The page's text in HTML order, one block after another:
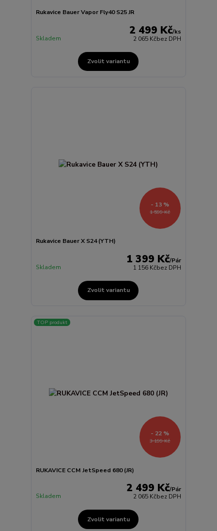
Rukavice Bauer Vapor Fly40 S25 JR
2 499 Kč/ks
2 065 Kčbez DPH
Skladem
Zvolit variantu
1 599 Kč
- 13 %
Rukavice Bauer X S24 (YTH)
1 399 Kč/Pár
1 156 Kčbez DPH
Skladem
Zvolit variantu
TOP produkt
3 199 Kč
- 22 %
RUKAVICE CCM JetSpeed 680 (JR)
2 499 Kč/Pár
2 065 Kčbez DPH
Skladem
Zvolit variantu